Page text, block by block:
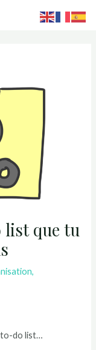
list que tu
,
to-do list…